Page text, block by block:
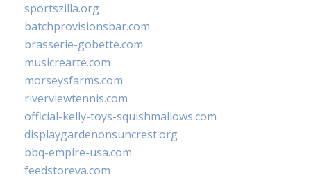
sportszilla.org
batchprovisionsbar.com
brasserie-gobette.com
musicrearte.com
morseysfarms.com
riverviewtennis.com
official-kelly-toys-squishmallows.com
displaygardenonsuncrest.org
bbq-empire-usa.com
feedstoreva.com